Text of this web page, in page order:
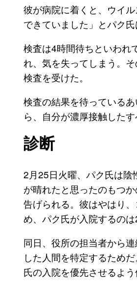
彼が病院に着くと、ウイ
できていました」とパク氏
検査は4時間待ちといわれ
れ、気を失ってしまう。
検査を受けた。
検査の結果を待っている
ら、自分が濃厚接触した
診断
2月25日火曜、パク氏は陰
が晴れたと思ったのもつ
告げられる。彼はやはり
め、パク氏が入院するの
同日、役所の担当者から
した人間を特定するため
氏の入院を優先させるよう